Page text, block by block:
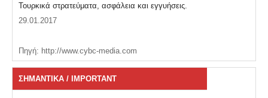
Τουρκικά στρατεύματα, ασφάλεια και εγγυήσεις.
29.01.2017
Πηγή: http://www.cybc-media.com
ΣΗΜΑΝΤΙΚΑ / IMPORTANT